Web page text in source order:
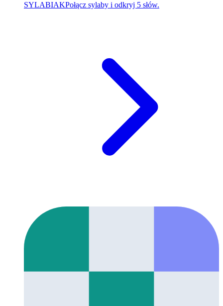
SYLABIAKPołącz sylaby i odkryj 5 słów.